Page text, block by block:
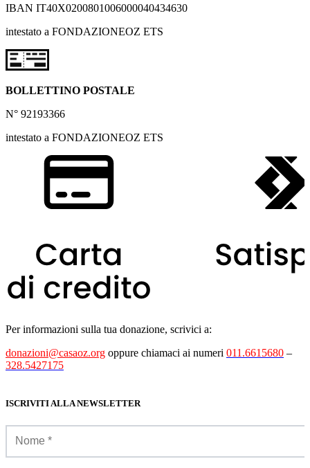
IBAN IT40X0200801006000040434630
intestato a FONDAZIONEOZ ETS
BOLLETTINO POSTALE
N° 92193366
intestato a FONDAZIONEOZ ETS
Per informazioni sulla tua donazione, scrivici a:
donazioni@casaoz.org oppure chiamaci ai numeri 011.6615680 –
328.5427175
ISCRIVITI ALLA NEWSLETTER